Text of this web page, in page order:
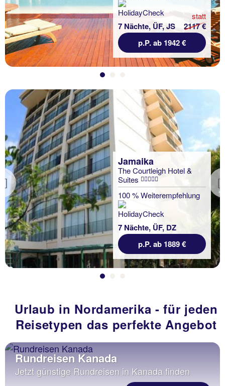
7 Nächte, ÜF, JS
statt
2117 €
p.P. ab 1942 €
Previous
Jamaika
The Courtleigh Hotel &
Suites
100 % Weiterempfehlung
7 Nächte, ÜF, DZ
p.P. ab 1889 €
Urlaub in Nordamerika - für jeden
Reisetypen das perfekte Angebot
Rundreisen Kanada
Jetzt günstige Rundreisen in Kanada finden